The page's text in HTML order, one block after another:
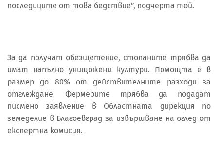
последиците от това бедствие”, подчерта той.
За да получат обезщетение, стопаните трябва да
имат напълно унищожени култури. Помощта е в
размер до 80% от действителните разходи за
отглеждане, Фермерите трябва да подадат
писмено заявление в Областната дирекция по
земеделие в Благоевград за извършване на оглед от
експертна комисия.